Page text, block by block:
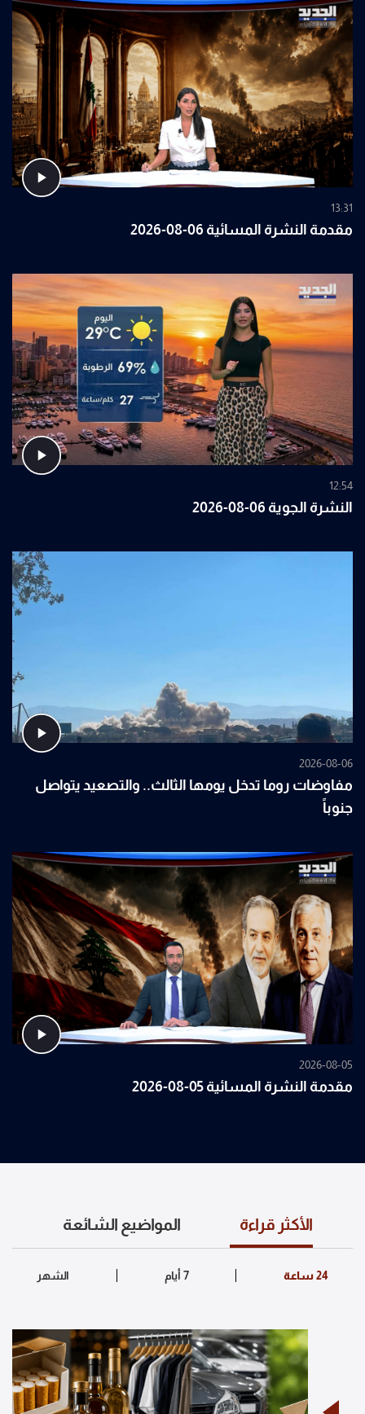
13:31
مقدمة النشرة المسائية 06-08-2026
12:54
النشرة الجوية 06-08-2026
2026-08-06
مفاوضات روما تدخل يومها الثالث.. والتصعيد يتواصل
جنوباً
2026-08-05
مقدمة النشرة المسائية 05-08-2026
الأكثر قراءة المواضيع الشائعة